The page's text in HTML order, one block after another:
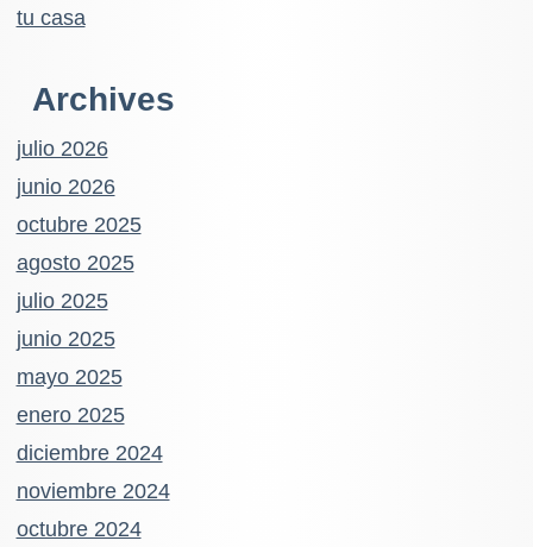
tu casa
Archives
julio 2026
junio 2026
octubre 2025
agosto 2025
julio 2025
junio 2025
mayo 2025
enero 2025
diciembre 2024
noviembre 2024
octubre 2024